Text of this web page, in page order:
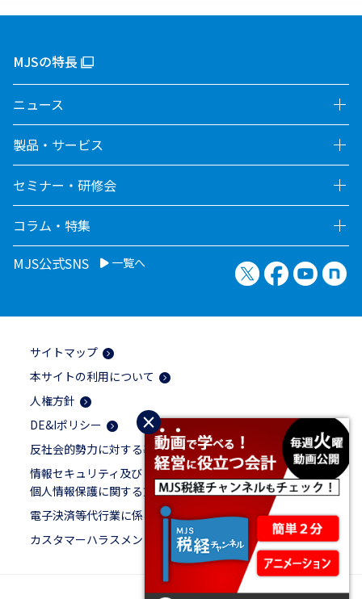
×
MJSの特長
ニュース
製品・サービス
セミナー・研修会
コラム・特集
MJS公式SNS
一覧へ X（旧Twitter）
Facebook
サイトマップ
本サイトの利用について
人権方針
DE&Iポリシー
反社会的勢力に対する基本方針
情報セキュリティ及び
個人情報保護に関する方針
電子決済等代行業に係る表示
カスタマーハラスメントに対する基本方針